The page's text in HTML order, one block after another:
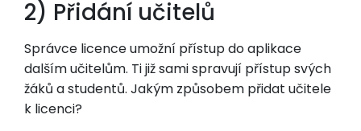
2) Přidání učitelů
Správce licence umožní přístup do aplikace
dalším učitelům. Ti již sami spravují přístup svých
žáků a studentů. Jakým způsobem přidat učitele
k licenci?